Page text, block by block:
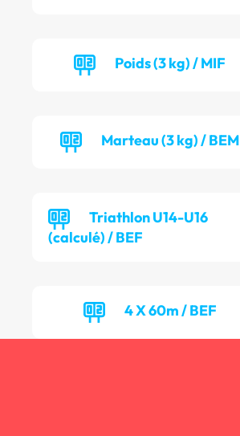
Poids (3 kg) / MIF
Marteau (3 kg) / BEM
Triathlon U14-U16
(calculé) / BEF
4 X 60m / BEF